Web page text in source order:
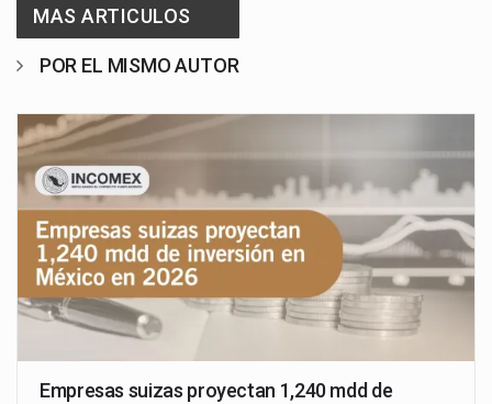
MAS ARTICULOS
POR EL MISMO AUTOR
Empresas suizas proyectan 1,240 mdd de